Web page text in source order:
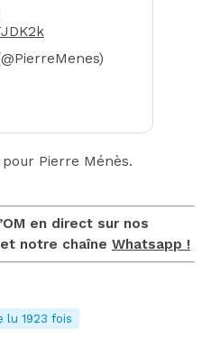
Pierre Ménès.
en direct sur nos
et notre chaîne Whatsapp !
lu 1923 fois